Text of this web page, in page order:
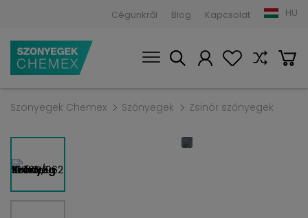
Cégünkről Blog Kapcsolat HU
Szonyegek Chemex Szőnyegek Zsinór szőnyegek